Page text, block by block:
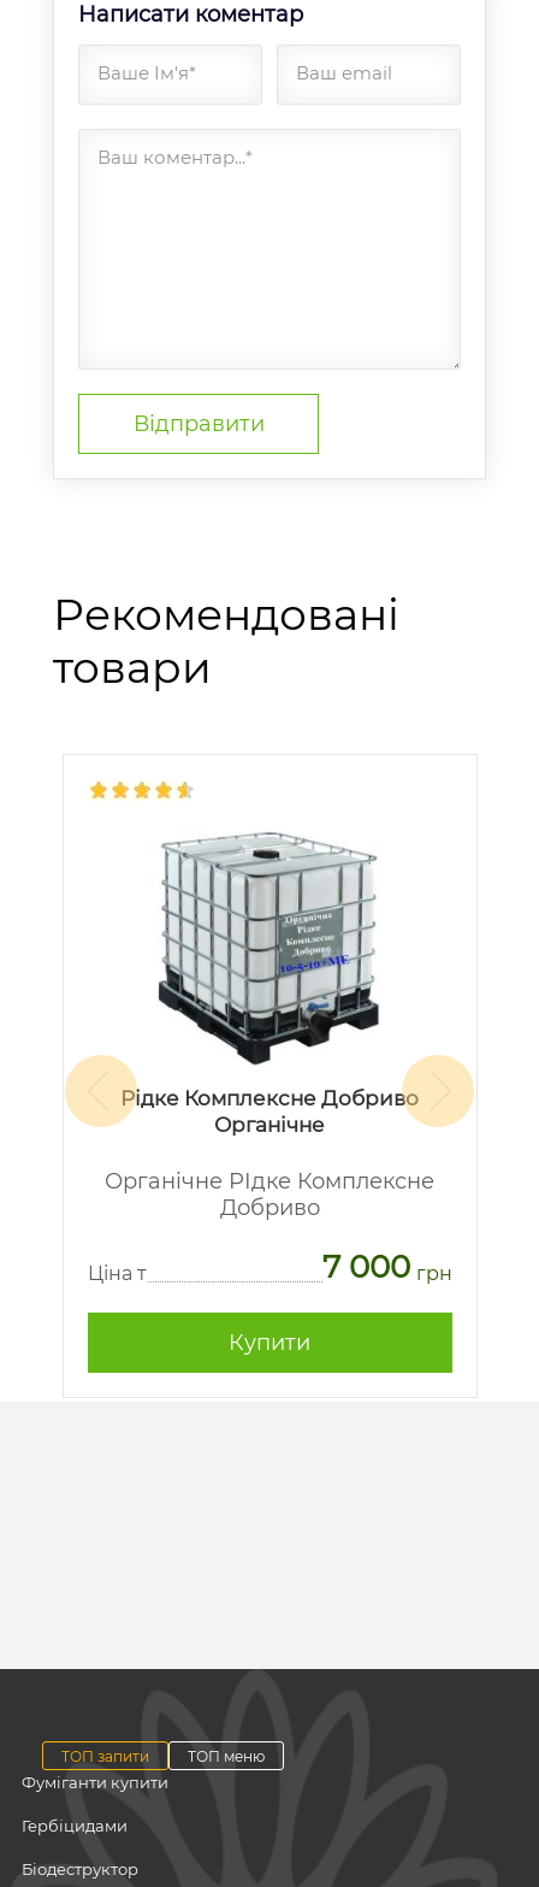
Написати коментар
Ваше Ім'я* Ваш email
Ваш коментар...*
Рекомендовані
товари
Рідке Комплексне Добриво
Органічне
Органічне РІдке Комплексне
Добриво
Ціна т 7 000 грн
Купити
ТОП запити ТОП меню
Фуміганти купити
Гербіцидами
Біодеструктор